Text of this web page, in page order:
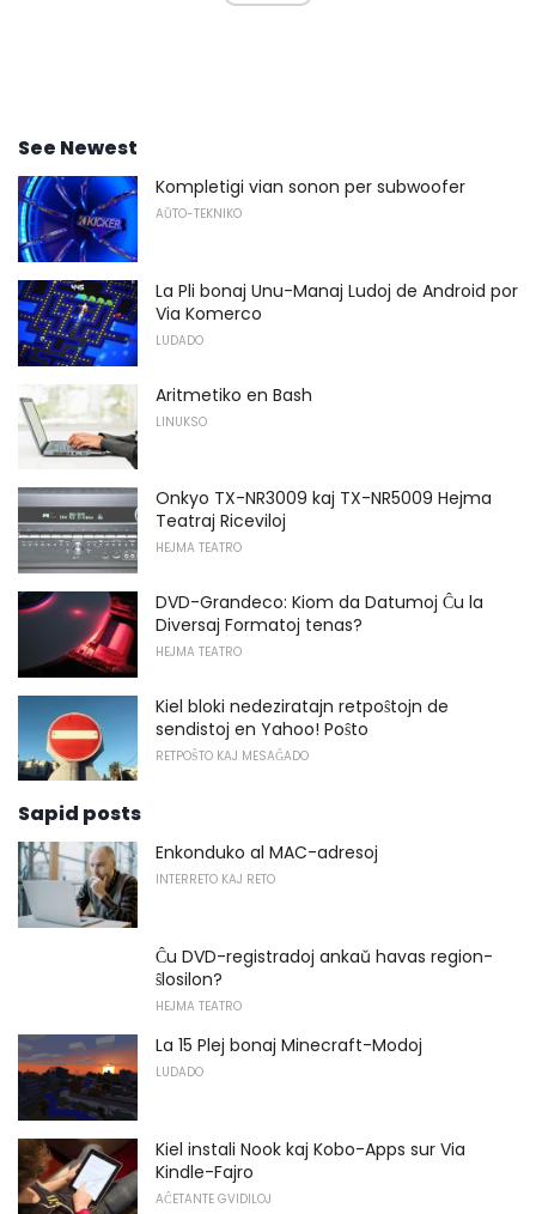
See Newest
Kompletigi vian sonon per subwoofer
AŬTO-TEKNIKO
La Pli bonaj Unu-Manaj Ludoj de Android por
Via Komerco
LUDADO
Aritmetiko en Bash
LINUKSO
Onkyo TX-NR3009 kaj TX-NR5009 Hejma
Teatraj Riceviloj
HEJMA TEATRO
DVD-Grandeco: Kiom da Datumoj Ĉu la
Diversaj Formatoj tenas?
HEJMA TEATRO
Kiel bloki nedeziratajn retpoŝtojn de
sendistoj en Yahoo! Poŝto
RETPOŜTO KAJ MESAĜADO
Sapid posts
Enkonduko al MAC-adresoj
INTERRETO KAJ RETO
Ĉu DVD-registradoj ankaŭ havas region-
ŝlosilon?
HEJMA TEATRO
La 15 Plej bonaj Minecraft-Modoj
LUDADO
Kiel instali Nook kaj Kobo-Apps sur Via
Kindle-Fajro
AĈETANTE GVIDILOJ